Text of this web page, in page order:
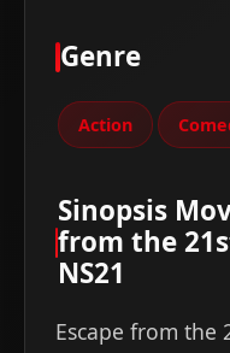
Genre
Action
Sinopsis
from the
NS21
Escape from the